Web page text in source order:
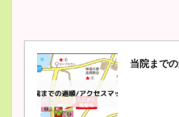
当院まで